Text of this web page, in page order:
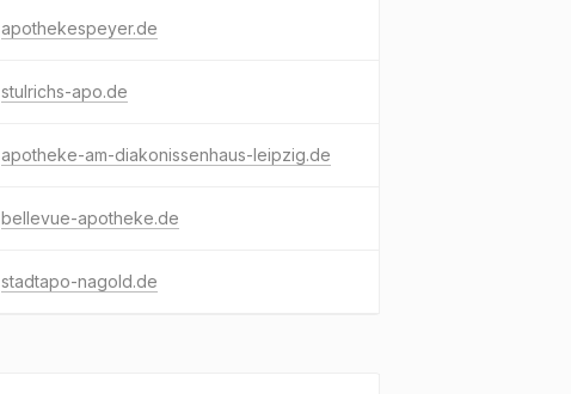
apothekespeyer.de
stulrichs-apo.de
apotheke-am-diakonissenhaus-leipzig.de
bellevue-apotheke.de
stadtapo-nagold.de